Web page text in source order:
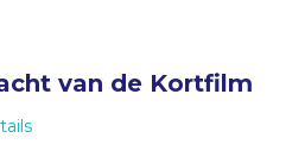
van de Kortfilm